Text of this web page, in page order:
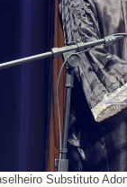
Substituto